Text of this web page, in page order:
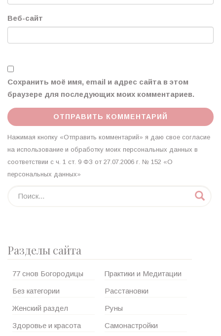
Веб-сайт
Сохранить моё имя, email и адрес сайта в этом
браузере для последующих моих комментариев.
Нажимая кнопку «Отправить комментарий» я даю свое согласие
на использование и обработку моих персональных данных в
соответствии с ч. 1 ст. 9 ФЗ от 27.07.2006 г. № 152 «О
персональных данных»
Разделы сайта
77 снов Богородицы
Без категории
Женский раздел
Здоровье и красота
Практики и Медитации
Расстановки
Руны
Самонастройки